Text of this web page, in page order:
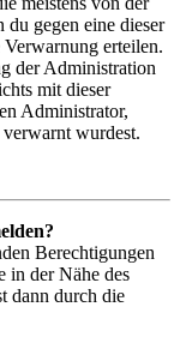
gegen eine dieser
erteilen.
der Administration
mit dieser
Administrator,
wurdest.
Berechtigungen
in der Nähe des
dann durch die